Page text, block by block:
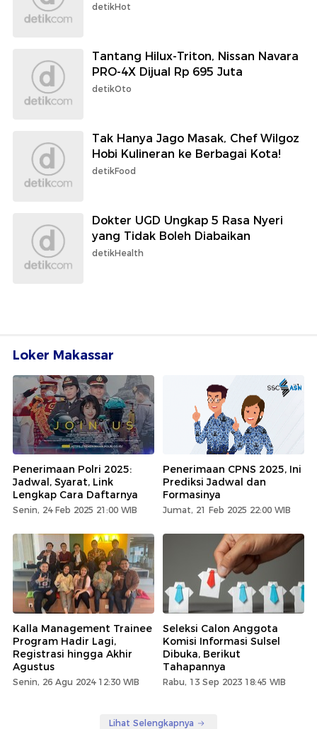
detikHot
Tantang Hilux-Triton, Nissan Navara
PRO-4X Dijual Rp 695 Juta
detikOto
Tak Hanya Jago Masak, Chef Wilgoz
Hobi Kulineran ke Berbagai Kota!
detikFood
Dokter UGD Ungkap 5 Rasa Nyeri
yang Tidak Boleh Diabaikan
detikHealth
Loker Makassar
Penerimaan Polri 2025:
Jadwal, Syarat, Link
Lengkap Cara Daftarnya
Senin, 24 Feb 2025 21:00 WIB
Penerimaan CPNS 2025, Ini
Prediksi Jadwal dan
Formasinya
Jumat, 21 Feb 2025 22:00 WIB
Kalla Management Trainee
Program Hadir Lagi,
Registrasi hingga Akhir
Agustus
Senin, 26 Agu 2024 12:30 WIB
Seleksi Calon Anggota
Komisi Informasi Sulsel
Dibuka, Berikut
Tahapannya
Rabu, 13 Sep 2023 18:45 WIB
Lihat Selengkapnya